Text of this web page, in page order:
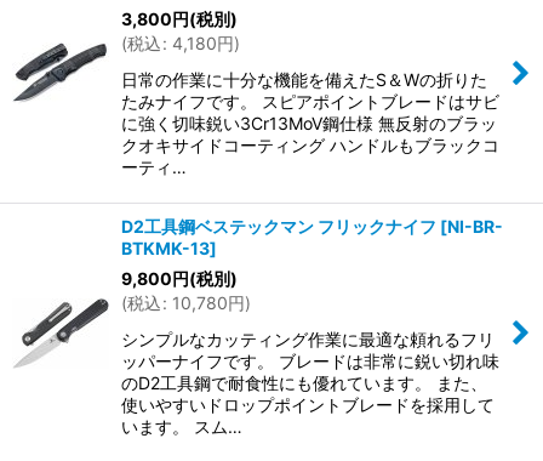
3,800円(税別)
(税込: 4,180円)
日常の作業に十分な機能を備えたS＆Wの折りた
たみナイフです。 スピアポイントブレードはサビ
に強く切味鋭い3Cr13MoV鋼仕様 無反射のブラッ
クオキサイドコーティング ハンドルもブラックコ
ーティ…
D2工具鋼ベステックマン フリックナイフ [NI-BR-
BTKMK-13]
9,800円(税別)
(税込: 10,780円)
シンプルなカッティング作業に最適な頼れるフリ
ッパーナイフです。 ブレードは非常に鋭い切れ味
のD2工具鋼で耐食性にも優れています。 また、
使いやすいドロップポイントブレードを採用して
います。 スム…